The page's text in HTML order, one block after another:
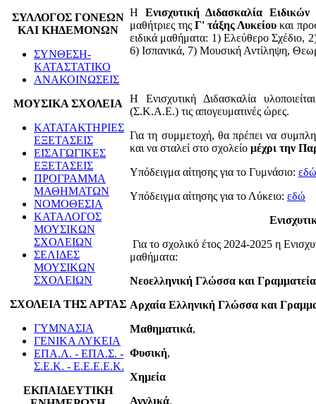
ΣΥΛΛΟΓΟΣ ΓΟΝΕΩΝ
ΚΑΙ ΚΗΔΕΜΟΝΩΝ
ΣΥΝΘΕΣΗ-
ΚΑΤΑΣΤΑΤΙΚΟ
ΑΝΑΚΟΙΝΩΣΕΙΣ
ΜΟΥΣΙΚΑ ΣΧΟΛΕΙΑ
ΚΑΤΑΤΑΚΤΗΡΙΕΣ
ΕΞΕΤΑΣΕΙΣ
ΕΙΣΑΓΩΓΙΚΕΣ
ΕΞΕΤΑΣΕΙΣ
ΠΡΟΓΡΑΜΜΑ
ΜΑΘΗΜΑΤΩΝ
ΝΟΜΟΘΕΣΙΑ
ΚΑΤΑΛΟΓΟΣ
ΜΟΥΣΙΚΩΝ
ΣΧΟΛΕΙΩΝ
ΣΕΛΙΔΕΣ
ΜΟΥΣΙΚΩΝ
ΣΧΟΛΕΙΩΝ
ΣΧΟΛΕΙΑ ΤΗΣ ΑΡΤΑΣ
ΓΥΜΝΑΣΙΑ
ΓΕΝΙΚΑ ΛΥΚΕΙΑ
ΕΠΑ.Λ. - ΕΠΑ.Σ. -
Σ.Ε.Κ. - Ε.Ε.Ε.Ε.Κ.
ΕΚΠΑΙΔΕΥΤΙΚΗ
Η Ενισχυτική Διδασκαλία
μαθήτριες τηςΓ' τάξης Λυκείου και
ειδικά μαθήματα: 1) Ελεύθερο Σχέδιο,
6) Ισπανικά, 7) Μουσική Αντίληψη,
Η Ενισχυτική Διδασκαλία
(Σ.Κ.Α.Ε.) τις απογευματινές ώρες.
Για τη συμμετοχή, θα πρέπει να
και να σταλεί στο σχολείο μέχρι την
Υπόδειγμα αίτησης για το Γυμνάσιο: εδώ
Υπόδειγμα αίτησης για το Λύκειο: εδώ
Για το σχολικό έτος 2024-2025 η
μαθήματα:
Νεοελληνική Γλώσσα και Γραμματεία
Αρχαία Ελληνική Γλώσσα και
Μαθηματικά,
Φυσική,
Χημεία
Αγγλικά.